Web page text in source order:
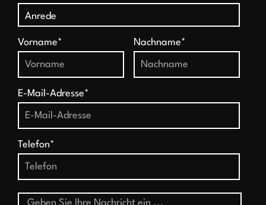
Vorname* Nachname*
E-Mail-Adresse*
Telefon*